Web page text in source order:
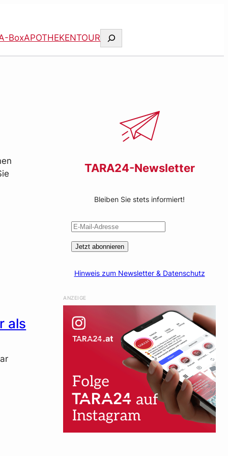
BoxAPOTHEKENTOUR Suchen
als
TARA24-Newsletter
Bleiben Sie stets informiert!
Jetzt abonnieren
Hinweis zum Newsletter & Datenschutz
ANZEIGE